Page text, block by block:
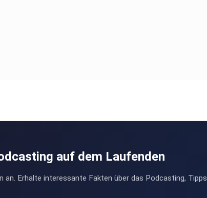
auf dem Laufenden
an. Erhalte interessante Fakten über das Podcasting,